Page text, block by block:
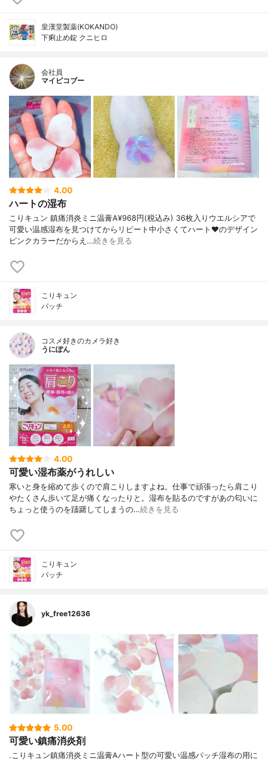
皇漢堂製薬(KOKANDO)
下痢止め錠 クニヒロ
会社員
マイピコブー
4.00
ハートの湿布
こりキュン 鎮痛消炎ミニ温膏A¥968円(税込み) 36枚入りウエルシアで
可愛い温感湿布を見つけてからリピート中小さくてハート♥️のデザイン
ピンクカラーだからえ…続きを見る
こりキュン
パッチ
コスメ好きのカメラ好き
うにぽん
4.00
可愛い湿布薬がうれしい
寒いと身を縮めて歩くので肩こりしますよね。仕事で頑張ったら肩こり
やたくさん歩いて足が痛くなったりと。湿布を貼るのですがあの匂いに
ちょっと使うのを躊躇してしまうの…続きを見る
こりキュン
パッチ
yk_free12636
5.00
可愛い鎮痛消炎剤
.こりキュン鎮痛消炎ミニ温膏Aハート型の可愛い温感パッチ湿布の用に